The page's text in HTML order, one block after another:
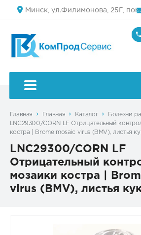
Минск, ул.Филимонова, 25Г,
Главная Главная Каталог
Болезни
LNC29300/CORN LF Отрицательный
костра | Brome mosaic virus (BMV), листья
LNC29300/CORN LF
Отрицательный
мозаики костра |
virus (BMV), листья